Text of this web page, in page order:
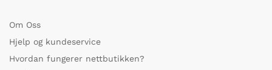
Om Oss
Hjelp og kundeservice
Hvordan fungerer nettbutikken?